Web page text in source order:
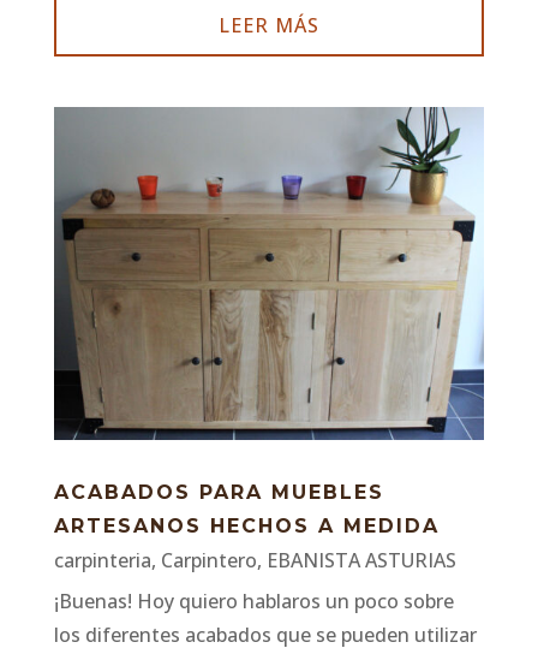
LEER MÁS
ACABADOS PARA MUEBLES
ARTESANOS HECHOS A MEDIDA
carpinteria, Carpintero, EBANISTA ASTURIAS
¡Buenas! Hoy quiero hablaros un poco sobre
los diferentes acabados que se pueden utilizar